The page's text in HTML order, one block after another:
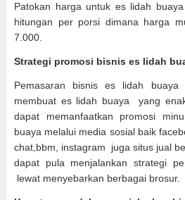
Patokan harga untuk es lidah
hitungan per porsi dimana harga
7.000.
Strategi promosi bisnis es lidah
Pemasaran bisnis es lidah
membuat es lidah buaya yang
dapat memanfaatkan promosi
buaya melalui media sosial baik
chat,bbm, instagram juga situs jual
dapat pula menjalankan strategi
lewat menyebarkan berbagai brosur.